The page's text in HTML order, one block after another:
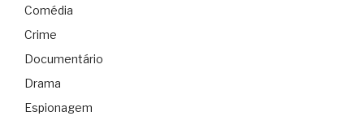
Comédia
Crime
Documentário
Drama
Espionagem